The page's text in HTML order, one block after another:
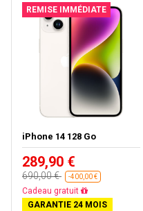
REMISE IMMÉDIATE
iPhone 14 128 Go
289,90 €
690,00 € -400,00 €
Livraison gratuite
GARANTIE 24 MOIS